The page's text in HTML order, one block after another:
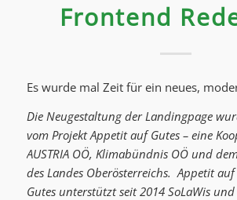
Frontend
Es wurde mal Zeit für ein neues,
Die Neugestaltung der Landingpage
vom Projekt Appetit auf Gutes – eine
AUSTRIA OÖ, Klimabündnis OÖ und
des Landes Oberösterreichs. Appetit auf
Gutes unterstützt seit 2014 SoLaWis